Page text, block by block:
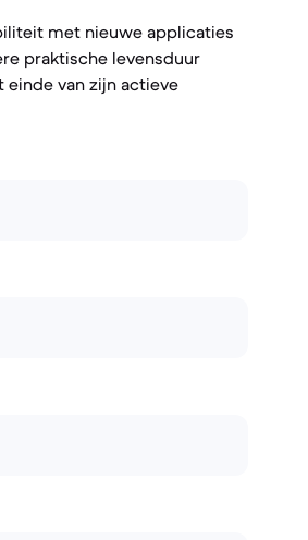
met nieuwe applicaties
praktische levensduur
einde van zijn actieve